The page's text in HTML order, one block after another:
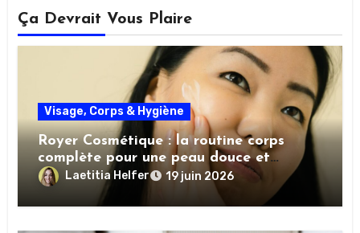
Ça Devrait Vous Plaire
Visage, Corps & Hygiène
Royer Cosmétique : la routine corps
complète pour une peau douce et
nourrieLaetitia Helfer 19 juin 2026